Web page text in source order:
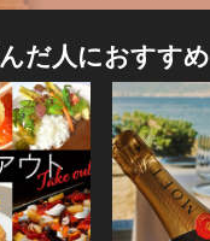
だ人におすすめ